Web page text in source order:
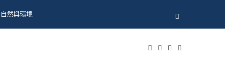
自然與環境